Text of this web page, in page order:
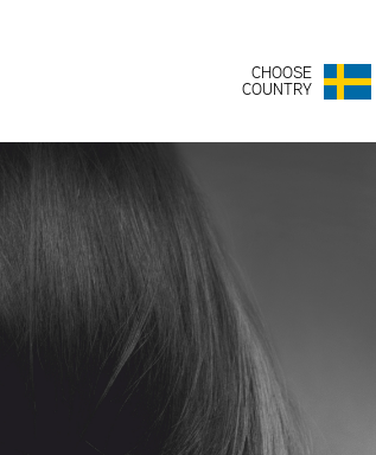
CHOOSE
COUNTRY